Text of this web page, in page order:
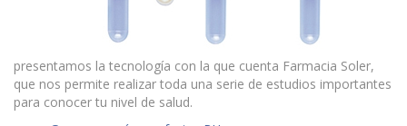
presentamos la tecnología con la que cuenta Farmacia Soler,
que nos permite realizar toda una serie de estudios importantes
para conocer tu nivel de salud.